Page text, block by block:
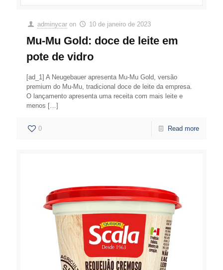
adminycar on 10 de janeiro de 2023
Mu-Mu Gold: doce de leite em
pote de vidro
[ad_1] A Neugebauer apresenta Mu-Mu Gold, versão
premium do Mu-Mu, tradicional doce de leite da empresa.
O lançamento apresenta uma receita com mais leite e
menos […]
0 Read more